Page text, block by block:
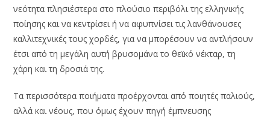
νεότητα πλησιέστερα στο πλούσιο περιβόλι της ελληνικής
ποίησης και να κεντρίσει ή να αφυπνίσει τις λανθάνουσες
καλλιτεχνικές τους χορδές, για να μπορέσουν να αντλήσουν
έτσι από τη μεγάλη αυτή βρυσομάνα το θεϊκό νέκταρ, τη
χάρη και τη δροσιά της.
Τα περισσότερα ποιήματα προέρχονται από ποιητές παλιούς,
αλλά και νέους, που όμως έχουν πηγή έμπνευσης